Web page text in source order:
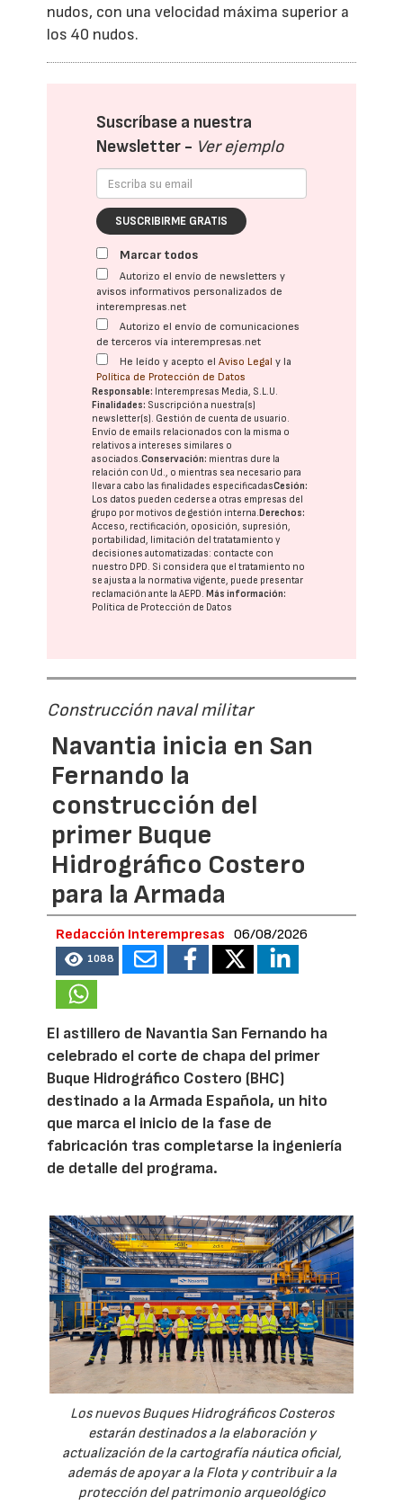
nudos, con una velocidad máxima superior a
los 40 nudos.
Suscríbase a nuestra
Newsletter - Ver ejemplo
SUSCRIBIRME GRATIS
Marcar todos
Autorizo el envío de newsletters y
avisos informativos personalizados de
interempresas.net
Autorizo el envío de comunicaciones
de terceros vía interempresas.net
He leído y acepto elAviso Legal y la
Política de Protección de Datos
Responsable: Interempresas Media, S.L.U.
Finalidades: Suscripción a nuestra(s)
newsletter(s). Gestión de cuenta de usuario.
Envío de emails relacionados con la misma o
relativos a intereses similares o
asociados.Conservación: mientras dure la
relación con Ud., o mientras sea necesario para
llevar a cabo las finalidades especificadasCesión:
Los datos pueden cederse a otras empresas del
grupo por motivos de gestión interna. Derechos:
Acceso, rectificación, oposición, supresión,
portabilidad, limitación del tratatamiento y
decisiones automatizadas: contacte con
nuestro DPD. Si considera que el tratamiento no
se ajusta a la normativa vigente, puede presentar
reclamación ante laAEPD. Más información:
Política de Protección de Datos
Construcción naval militar
Navantia inicia en San
Fernando la
construcción del
primer Buque
Hidrográfico Costero
para la Armada
Redacción Interempresas 06/08/2026
1088
El astillero de Navantia San Fernando ha
celebrado el corte de chapa del primer
Buque Hidrográfico Costero (BHC)
destinado a la Armada Española, un hito
que marca el inicio de la fase de
fabricación tras completarse la ingeniería
de detalle del programa.
Los nuevos Buques Hidrográficos Costeros
estarán destinados a la elaboración y
actualización de la cartografía náutica oficial,
además de apoyar a la Flota y contribuir a la
protección del patrimonio arqueológico